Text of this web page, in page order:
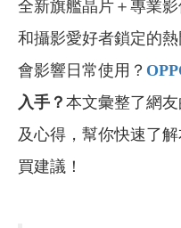
全新旗艦晶片＋專業
和攝影愛好者鎖定的
會影響日常使用？
入手？ 本文彙整了網
及心得，幫你快速了
買建議！